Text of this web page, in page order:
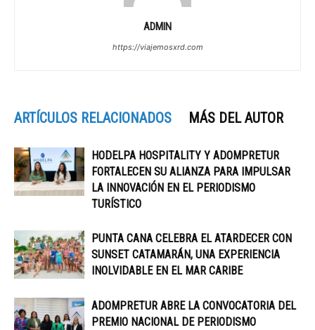
ADMIN
https://viajemosxrd.com
ARTÍCULOS RELACIONADOS MÁS DEL AUTOR
HODELPA HOSPITALITY Y ADOMPRETUR
FORTALECEN SU ALIANZA PARA IMPULSAR
LA INNOVACIÓN EN EL PERIODISMO
TURÍSTICO
PUNTA CANA CELEBRA EL ATARDECER CON
SUNSET CATAMARÁN, UNA EXPERIENCIA
INOLVIDABLE EN EL MAR CARIBE
ADOMPRETUR ABRE LA CONVOCATORIA DEL
PREMIO NACIONAL DE PERIODISMO